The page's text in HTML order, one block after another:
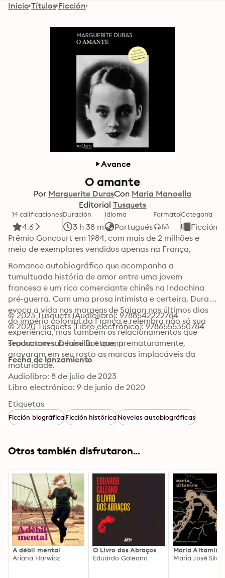
Inicio Títulos Ficción
Avance
O amante
Por Marguerite DurasCon Maria Manoella
Editorial Tusquets
14 calificaciones
4.6
Duración
3 h 38 m
Idioma
Portugués
FormatoCategoría
Ficción
Prêmio Goncourt em 1984, com mais de 2 milhões e
meio de exemplares vendidos apenas na França,
Romance autobiográfico que acompanha a
tumultuada história de amor entre uma jovem
francesa e um rico comerciante chinês na Indochina
pré-guerra. Com uma prosa intimista e certeira, Duras
evoca a vida nas margens de Saigon nos últimos dias
do império colonial da França e relembra não só sua
experiência, mas também os relacionamentos que
separaram sua família e que, prematuramente,
gravaram em seu rosto as marcas implacáveis da
maturidade.
© 2023 Tusquets (Audiolibro): 9788542222784
© 2020 Tusquets (Libro electrónico): 9786555350784
Traductores: Denise Bottmann
Fecha de lanzamiento
Audiolibro: 8 de julio de 2023
Libro electrónico: 9 de junio de 2020
Etiquetas
Ficción biográficaFicción históricaNovelas autobiográficas
Otros también disfrutaron...
A débil mental
Ariana Harwicz
O Livro dos Abraços
Eduardo Galeano
Maria Altamira
Maria José